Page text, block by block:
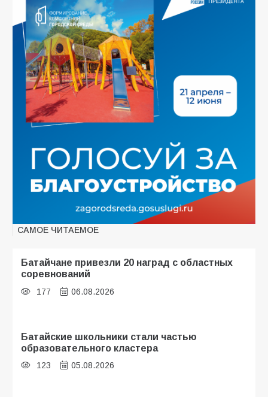
САМОЕ ЧИТАЕМОЕ
Батайчане привезли 20 наград с областных
соревнований
177 06.08.2026
Батайские школьники стали частью
образовательного кластера
123 05.08.2026